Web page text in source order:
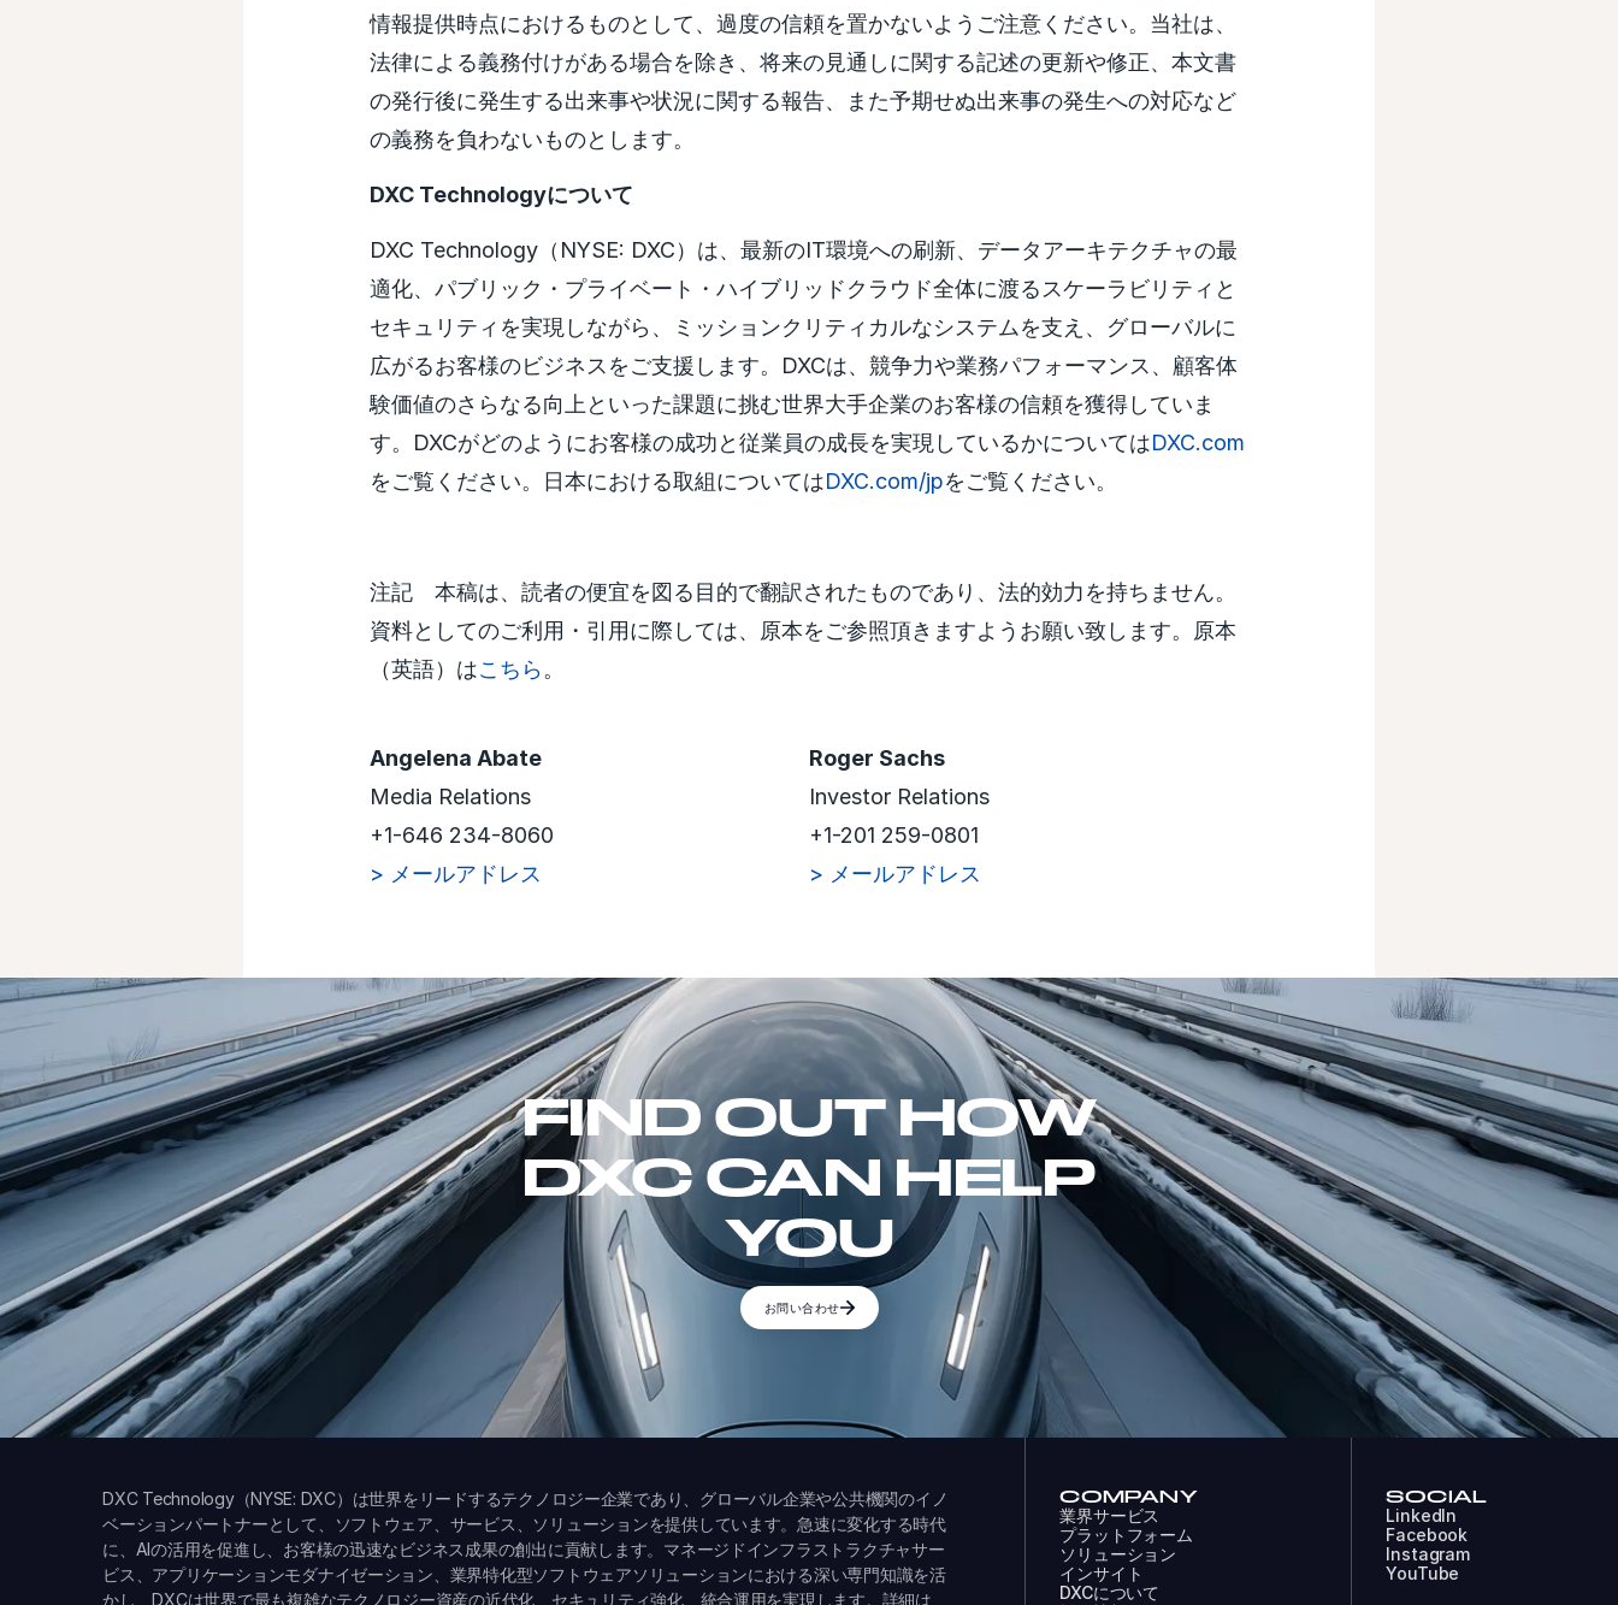
情報提供時点におけるものとして、過度の信頼を置かないようご注意ください。当社は、
法律による義務付けがある場合を除き、将来の見通しに関する記述の更新や修正、本文書
の発行後に発生する出来事や状況に関する報告、また予期せぬ出来事の発生への対応など
の義務を負わないものとします。
DXC Technologyについて
DXC Technology（NYSE: DXC）は、最新のIT環境への刷新、データアーキテクチャの最
適化、パブリック・プライベート・ハイブリッドクラウド全体に渡るスケーラビリティと
セキュリティを実現しながら、ミッションクリティカルなシステムを支え、グローバルに
広がるお客様のビジネスをご支援します。DXCは、競争力や業務パフォーマンス、顧客体
験価値のさらなる向上といった課題に挑む世界大手企業のお客様の信頼を獲得していま
す。DXCがどのようにお客様の成功と従業員の成長を実現しているかについてはDXC.com
をご覧ください。日本における取組についてはDXC.com/jpをご覧ください。
注記 本稿は、読者の便宜を図る目的で翻訳されたものであり、法的効力を持ちません。
資料としてのご利用・引用に際しては、原本をご参照頂きますようお願い致します。原本
（英語）はこちら。
Angelena Abate
Media Relations
+1-646 234-8060
> メールアドレス
Roger Sachs
Investor Relations
+1-201 259-0801
> メールアドレス
FIND OUT HOW
DXC CAN HELP
YOU
お問い合わせ
DXC Technology（NYSE: DXC）は世界をリードするテクノロジー企業であり、グローバル企業や公共機関のイノ
ベーションパートナーとして、ソフトウェア、サービス、ソリューションを提供しています。急速に変化する時代
に、AIの活用を促進し、お客様の迅速なビジネス成果の創出に貢献します。マネージドインフラストラクチャサー
ビス、アプリケーションモダナイゼーション、業界特化型ソフトウェアソリューションにおける深い専門知識を活
かし、DXCは世界で最も複雑なテクノロジー資産の近代化、セキュリティ強化、統合運用を実現します。詳細は
COMPANY
業界サービス
プラットフォーム
ソリューション
インサイト
DXCについて
SOCIAL
LinkedIn
Facebook
Instagram
YouTube